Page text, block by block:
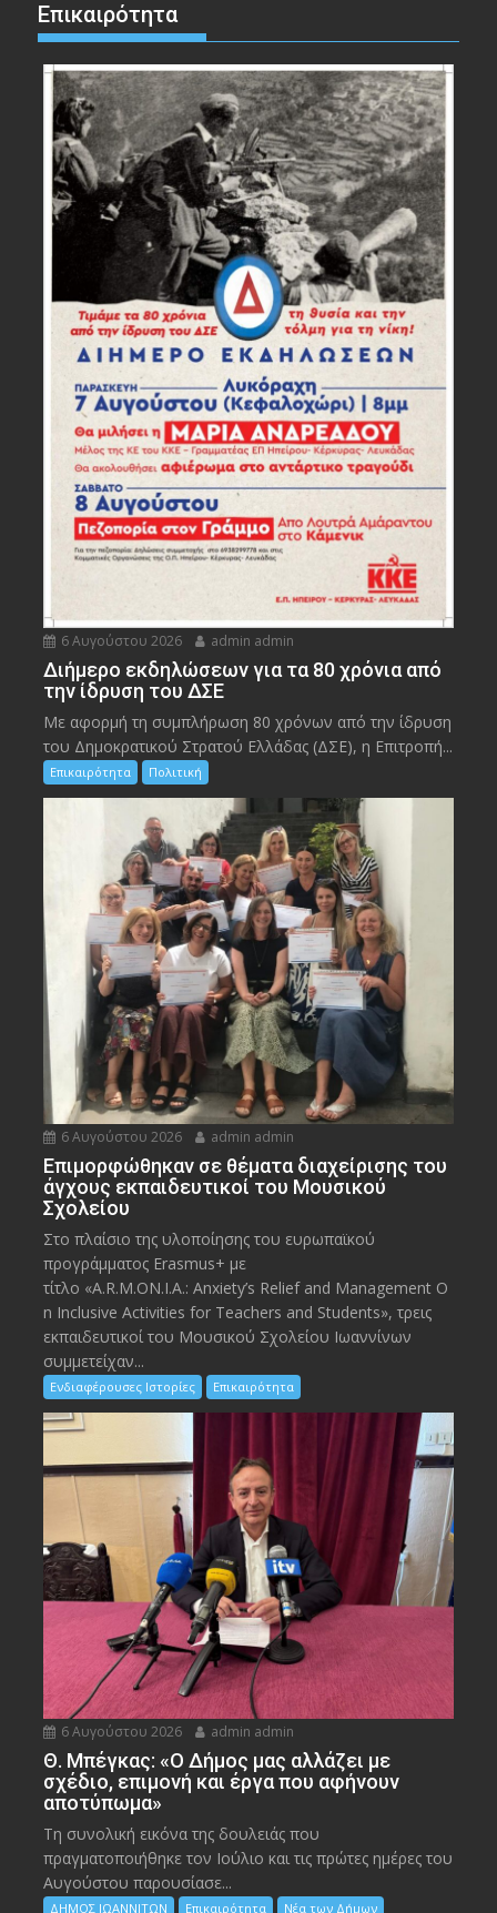
Επικαιρότητα
6 Αυγούστου 2026 admin admin
Διήμερο εκδηλώσεων για τα 80 χρόνια από
την ίδρυση του ΔΣΕ
Με αφορμή τη συμπλήρωση 80 χρόνων από την ίδρυση
του Δημοκρατικού Στρατού Ελλάδας (ΔΣΕ), η Επιτροπή...
Επικαιρότητα Πολιτική
6 Αυγούστου 2026 admin admin
Eπιμορφώθηκαν σε θέματα διαχείρισης του
άγχους εκπαιδευτικοί του Μουσικού
Σχολείου
Στο πλαίσιο της υλοποίησης του ευρωπαϊκού
προγράμματος Erasmus+ με
τίτλο «A.R.M.ON.I.A.: Anxiety’s Relief and Management O
n Inclusive Activities for Teachers and Students», τρεις
εκπαιδευτικοί του Μουσικού Σχολείου Ιωαννίνων
συμμετείχαν...
Ενδιαφέρουσες Ιστορίες Επικαιρότητα
6 Αυγούστου 2026 admin admin
Θ. Μπέγκας: «Ο Δήμος μας αλλάζει με
σχέδιο, επιμονή και έργα που αφήνουν
αποτύπωμα»
Τη συνολική εικόνα της δουλειάς που
πραγματοποιήθηκε τον Ιούλιο και τις πρώτες ημέρες του
Αυγούστου παρουσίασε...
ΔΗΜΟΣ ΙΩΑΝΝΙΤΩΝ Επικαιρότητα Νέα των Δήμων